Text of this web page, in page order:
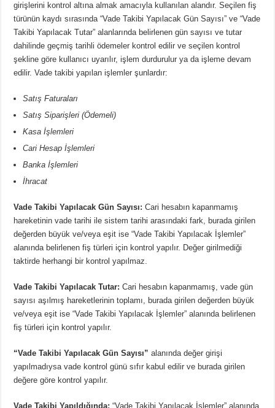
girişlerini kontrol altına almak amacıyla kullanılan alandır. Seçilen fiş
türünün kaydı sırasında “Vade Takibi Yapılacak Gün Sayısı” ve “Vade
Takibi Yapılacak Tutar” alanlarında belirlenen gün sayısı ve tutar
dahilinde geçmiş tarihli ödemeler kontrol edilir ve seçilen kontrol
şekline göre kullanıcı uyarılır, işlem durdurulur ya da işleme devam
edilir. Vade takibi yapılan işlemler şunlardır:
Satış Faturaları
Satış Siparişleri (Ödemeli)
Kasa İşlemleri
Cari Hesap İşlemleri
Banka İşlemleri
İhracat
Vade Takibi Yapılacak Gün Sayısı: Cari hesabın kapanmamış
hareketinin vade tarihi ile sistem tarihi arasındaki fark, burada girilen
değerden büyük ve/veya eşit ise “Vade Takibi Yapılacak İşlemler”
alanında belirlenen fiş türleri için kontrol yapılır. Değer girilmediği
taktirde herhangi bir kontrol yapılmaz.
Vade Takibi Yapılacak Tutar: Cari hesabın kapanmamış, vade gün
sayısı aşılmış hareketlerinin toplamı, burada girilen değerden büyük
ve/veya eşit ise “Vade Takibi Yapılacak İşlemler” alanında belirlenen
fiş türleri için kontrol yapılır.
“Vade Takibi Yapılacak Gün Sayısı” alanında değer girişi
yapılmadıysa vade kontrol günü sıfır kabul edilir ve burada girilen
değere göre kontrol yapılır.
Vade Takibi Yapıldığında: “Vade Takibi Yapılacak İşlemler” alanında